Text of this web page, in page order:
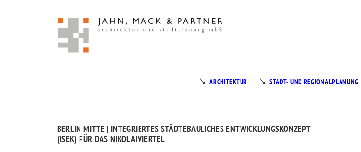
ARCHITEKTUR STADT- UND REGIONALPLANUNG
BERLIN MITTE | INTEGRIERTES STÄDTEBAULICHES ENTWICKLUNGSKONZEPT
(ISEK) FÜR DAS NIKOLAIVIERTEL